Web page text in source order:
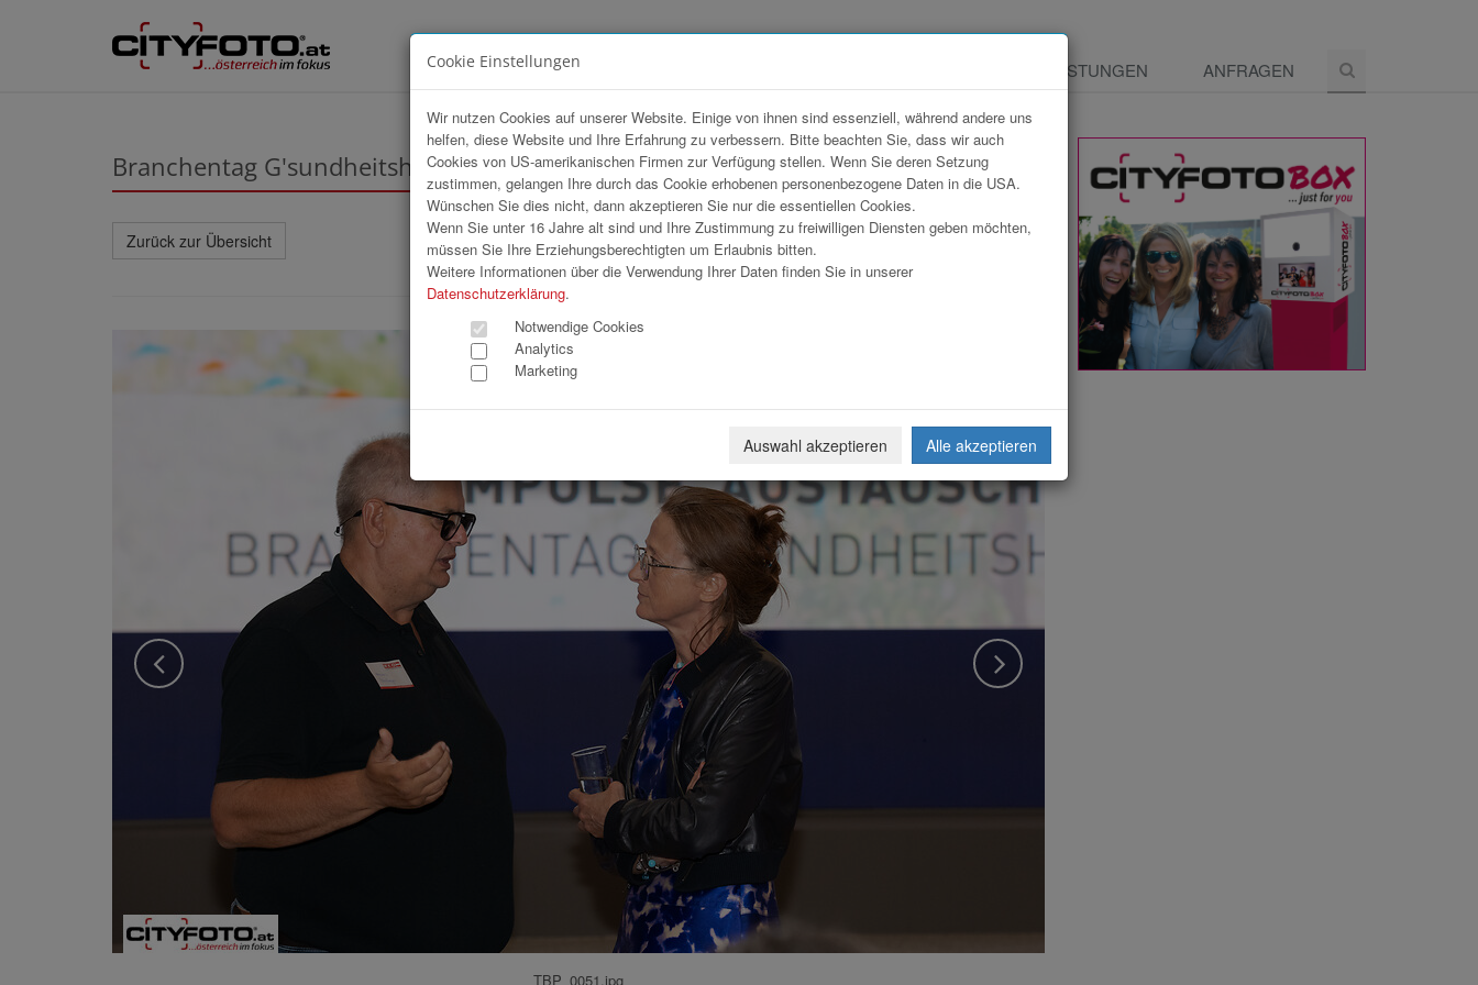
LEISTUNGEN ANFRAGEN
Branchentag G'sundheitshandwerker 2026
Zurück zur Übersicht Download Weiterleiten
TBP_0051.jpg
Cookie Einstellungen
Wir nutzen Cookies auf unserer Website. Einige von ihnen sind essenziell, während andere uns
helfen, diese Website und Ihre Erfahrung zu verbessern. Bitte beachten Sie, dass wir auch
Cookies von US-amerikanischen Firmen zur Verfügung stellen. Wenn Sie deren Setzung
zustimmen, gelangen Ihre durch das Cookie erhobenen personenbezogene Daten in die USA.
Wünschen Sie dies nicht, dann akzeptieren Sie nur die essentiellen Cookies.
Wenn Sie unter 16 Jahre alt sind und Ihre Zustimmung zu freiwilligen Diensten geben möchten,
müssen Sie Ihre Erziehungsberechtigten um Erlaubnis bitten.
Weitere Informationen über die Verwendung Ihrer Daten finden Sie in unserer
Datenschutzerklärung.
Notwendige Cookies
Analytics
Marketing
Auswahl akzeptieren Alle akzeptieren